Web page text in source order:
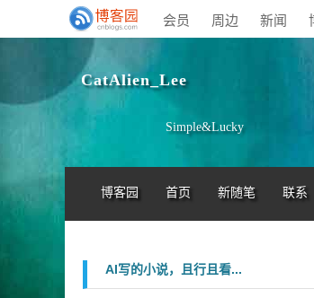
会员 周边 新闻
CatAlien_Lee
Simple&Lucky
博客园 首页 新随笔 联系
AI写的小说，且行且看...